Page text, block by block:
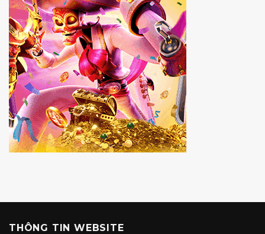
THÔNG TIN WEBSITE